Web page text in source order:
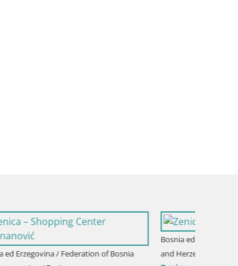
Bosnia ed Erzegovina / Federation of Bosnia
and Herzegovina / Zenica